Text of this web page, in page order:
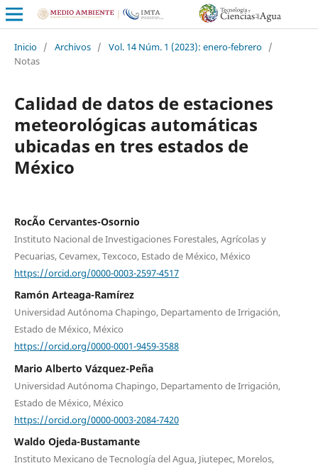
Inicio / Archivos / Vol. 14 Núm. 1 (2023): enero-febrero /
Notas
Calidad de datos de estaciones
meteorológicas automáticas
ubicadas en tres estados de
México
RocÃ­o Cervantes-Osornio
Instituto Nacional de Investigaciones Forestales, Agrícolas y
Pecuarias, Cevamex, Texcoco, Estado de México, México
https://orcid.org/0000-0003-2597-4517
Ramón Arteaga-Ramírez
Universidad Autónoma Chapingo, Departamento de Irrigación,
Estado de México, México
https://orcid.org/0000-0001-9459-3588
Mario Alberto Vázquez-Peña
Universidad Autónoma Chapingo, Departamento de Irrigación,
Estado de México, México
https://orcid.org/0000-0003-2084-7420
Waldo Ojeda-Bustamante
Instituto Mexicano de Tecnología del Agua, Jiutepec, Morelos,